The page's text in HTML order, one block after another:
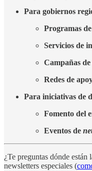
Para gobiernos
Programas
Servicios de
Campañas
Redes de
Para iniciativas de
Fomento del
Eventos de
¿Te preguntas dónde están
newsletters especiales (